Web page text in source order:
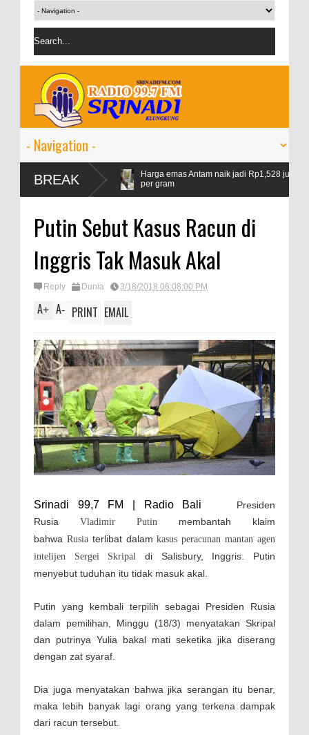
BREAK
Harga emas Antam naik jadi Rp1,528 juta
per gram
persen
Putin Sebut Kasus Racun di
Inggris Tak Masuk Akal
Reply Dunia 3/18/2018 06:08:00 PM
A+ A- PRINT EMAIL
Srinadi 99,7 FM | Radio Bali Presiden
Rusia Vladimir Putin
membantah klaim
bahwa Rusia terlibat dalamkasus peracunan mantan agen
intelijen Sergei Skripal di Salisbury, Inggris. Putin
menyebut tuduhan itu tidak masuk akal.
Putin yang kembali terpilih sebagai Presiden Rusia
dalam pemilihan, Minggu (18/3) menyatakan Skripal
dan putrinya Yulia bakal mati seketika jika diserang
dengan zat syaraf.
Dia juga menyatakan bahwa jika serangan itu benar,
maka lebih banyak lagi orang yang terkena dampak
dari racun tersebut.